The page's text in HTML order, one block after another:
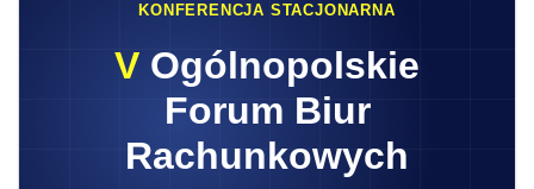
KONFERENCJA STACJONARNA
V Ogólnopolskie
Forum Biur
Rachunkowych